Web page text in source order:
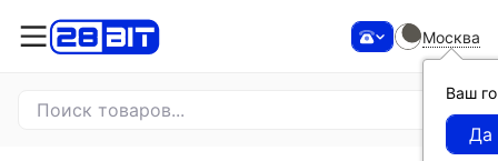
Москва
Ваш